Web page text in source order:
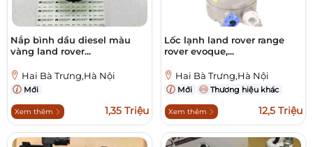
Nắp bình dầu diesel màu
vàng land rover...
Hai Bà Trưng,Hà Nội
Mới
Xem thêm 1,35 Triệu
Lốc lạnh land rover range
rover evoque,...
Hai Bà Trưng,Hà Nội
Mới Thương hiệu khác
Xem thêm 12,5 Triệu